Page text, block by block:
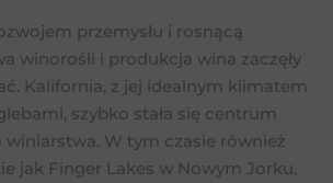
przemysłu i rosnącą
winorośli i produkcja wina zaczęły
Kalifornia, z jej idealnym klimatem
szybko stała się centrum
W tym czasie również
jak Finger Lakes w Nowym Jorku,